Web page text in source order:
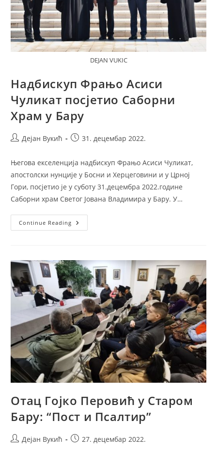
DEJAN VUKIC
Надбискуп Фрањо Асиси
Чуликат посјетио Саборни
Храм у Бару
PostДејан Вукић
Post31. децембар 2022.
Његова екселенција надбискуп Фрањо Асиси Чуликат,
апостолски нунције у Босни и Херцеговини и у Црној
Гори, посјетио је у суботу 31.децембра 2022.године
Саборни храм Светог Јована Владимира у Бару. У…
Continue Reading Надбискуп
Фрањо
Храм
У
Бару
Отац Гојко Перовић у Старом
Бару: “Пост и Псалтир”
PostДејан Вукић
Post27. децембар 2022.